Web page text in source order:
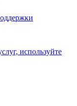
используйте